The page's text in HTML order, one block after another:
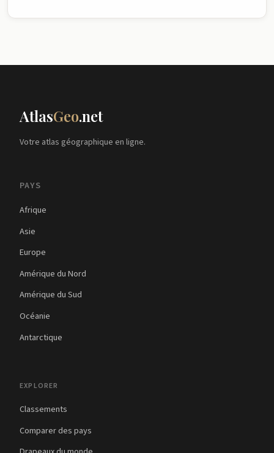
AtlasGeo.net
Votre atlas géographique en ligne.
PAYS
Afrique
Asie
Europe
Amérique du Nord
Amérique du Sud
Océanie
Antarctique
EXPLORER
Classements
Comparer des pays